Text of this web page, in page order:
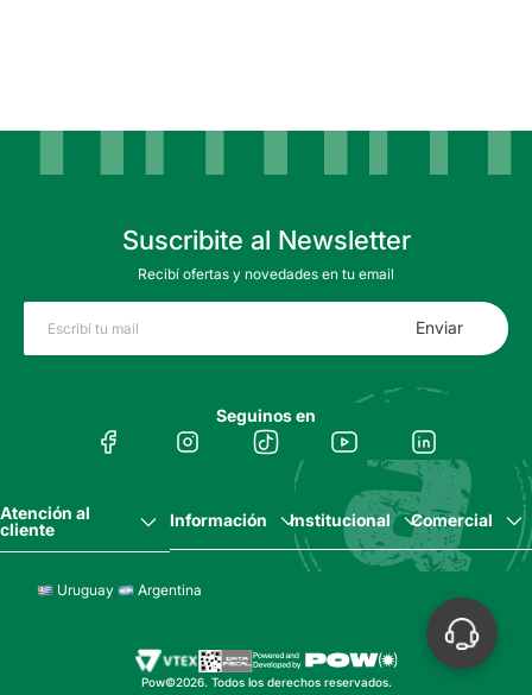
Suscribite al Newsletter
Recibí ofertas y novedades en tu email
Enviar
Seguinos en
Atención al
cliente
Información Institucional Comercial
Uruguay Argentina
Pow©2026. Todos los derechos reservados.